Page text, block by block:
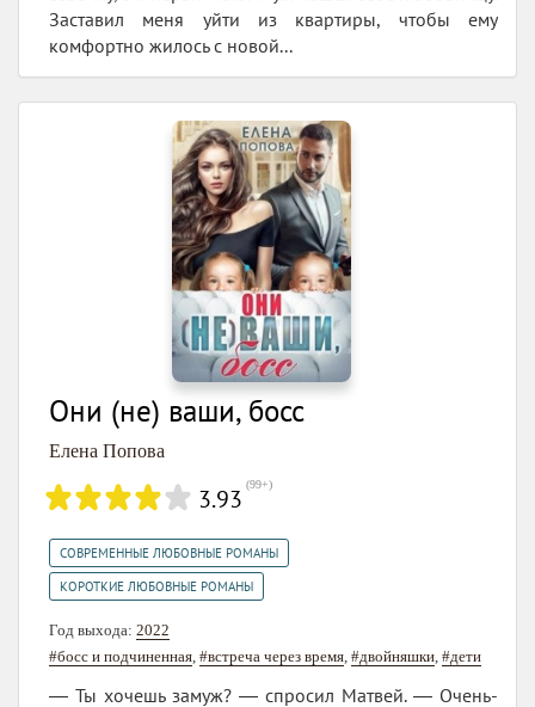
Заставил меня уйти из квартиры, чтобы ему
комфортно жилось с новой...
Они (не) ваши, босс
Елена Попова
3.93 (99+)
СОВРЕМЕННЫЕ ЛЮБОВНЫЕ РОМАНЫ
КОРОТКИЕ ЛЮБОВНЫЕ РОМАНЫ
Год выхода: 2022
#босс и подчиненная #встреча через время #двойняшки #дети
― Ты хочешь замуж? ― спросил Матвей. ― Очень-